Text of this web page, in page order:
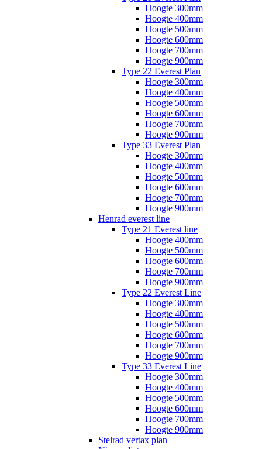
Hoogte 300mm
Hoogte 400mm
Hoogte 500mm
Hoogte 600mm
Hoogte 700mm
Hoogte 900mm
Type 22 Everest Plan
Hoogte 300mm
Hoogte 400mm
Hoogte 500mm
Hoogte 600mm
Hoogte 700mm
Hoogte 900mm
Type 33 Everest Plan
Hoogte 300mm
Hoogte 400mm
Hoogte 500mm
Hoogte 600mm
Hoogte 700mm
Hoogte 900mm
Henrad everest line
Type 21 Everest line
Hoogte 400mm
Hoogte 500mm
Hoogte 600mm
Hoogte 700mm
Hoogte 900mm
Type 22 Everest Line
Hoogte 300mm
Hoogte 400mm
Hoogte 500mm
Hoogte 600mm
Hoogte 700mm
Hoogte 900mm
Type 33 Everest Line
Hoogte 300mm
Hoogte 400mm
Hoogte 500mm
Hoogte 600mm
Hoogte 700mm
Hoogte 900mm
Stelrad vertax plan